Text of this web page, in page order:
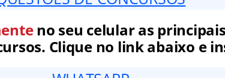
no seu celular as
Clique no link abaixo e